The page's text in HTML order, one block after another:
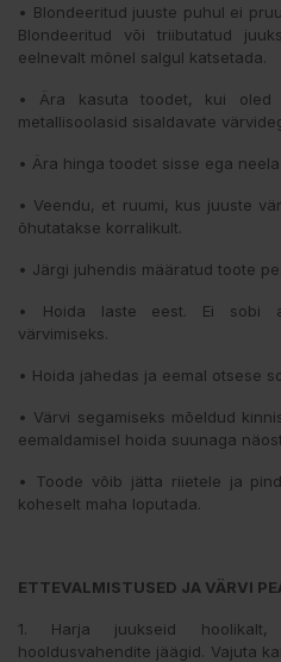
• Blondeeritud juuste puhul ei
Blondeeritud või triibutatud
eelnevalt mõnel salgul katsetada.
• Ära kasuta toodet, kui oled
metallisoolasid sisaldavate
• Ära hinga toodet sisse ega
• Veendu, et ruumi, kus juuste
õhutatakse korralikult.
• Järgi juhendis määratud toote
• Hoida laste eest. Ei sobi
värvimiseks.
• Hoida jahedas ja eemal otsese
• Värvi segamiseks mõeldud
eemaldamisel hoida suunaga
• Toode võib jätta riietele ja
koheselt maha loputada.
ETTEVALMISTUSED JA VÄRVI
1. Harja juukseid hoolikalt,
hooldusvahendite jäägid. Vajuta